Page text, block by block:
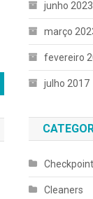
junho 2023
março
fevereiro
julho 2017
Cleaners